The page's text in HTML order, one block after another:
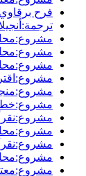
فرح برقاوي
مشروع:خطط
مشروع:نقرأ